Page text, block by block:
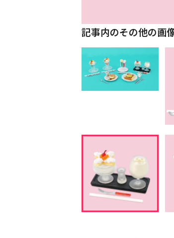
記事内のその他の画